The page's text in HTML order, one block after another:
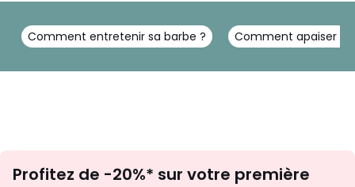
Vos contours sont parfaitement nets grâce à la lame double
sens. Quelle que soit sa direction, vous bénéficiez d'une visibi
Comment entretenir sa barbe ? Comment apaiser la
newsletter
Profitez de -20%* sur votre première